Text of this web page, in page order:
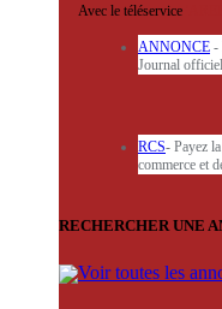
Avec le téléservice
ANNONCE -
Journal
RCS- Payez
commerce et
RECHERCHER UNE
Voir toutes les